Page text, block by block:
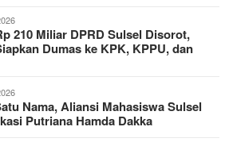
210 Miliar DPRD Sulsel Disorot,
Dumas ke KPK, KPPU, dan
Nama, Aliansi Mahasiswa Sulsel
Putriana Hamda Dakka